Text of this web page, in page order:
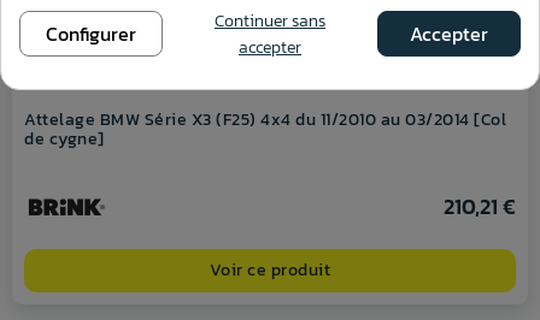
Attelage BMW Série X3 (F25) 4x4 du 11/2010 au 03/2014 [Col
de cygne]
210,21 €
Voir ce produit
Configurer
Continuer sans
accepter
Accepter